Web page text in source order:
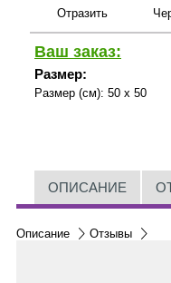
Отразить
Ваш заказ:
Размер:
Размер (см): 50 x 50
ОПИСАНИЕ
Описание Отзывы